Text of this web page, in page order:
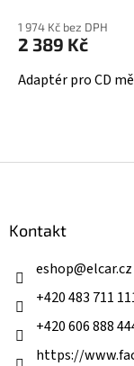
1 974 Kč bez DPH
2 389 Kč
Adaptér pro CD
Kontakt
eshop@elcar.cz
+420 483 711
+420 606 888
https://